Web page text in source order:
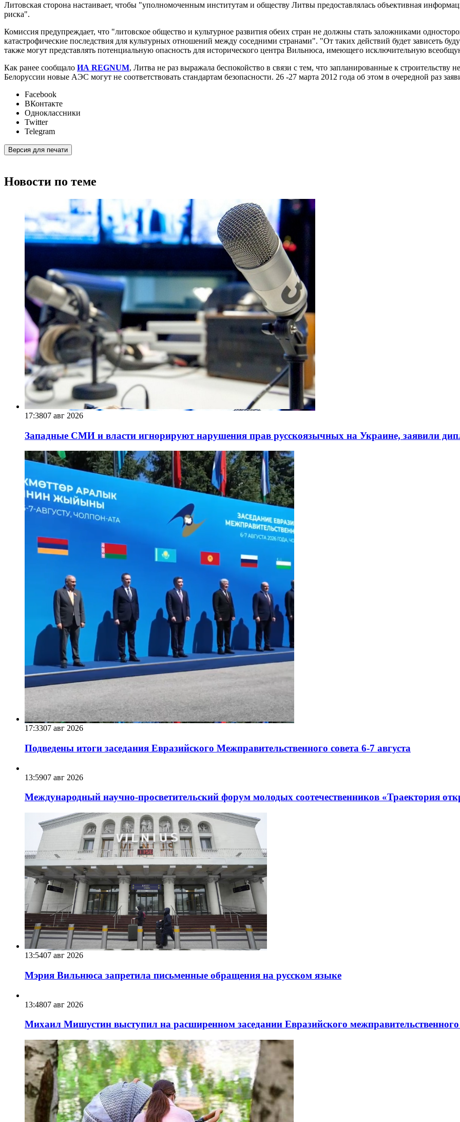
Литовская сторона настаивает, чтобы "уполномоченным институтам и обществу Литвы предоставлялась объективная
риска".
Комиссия предупреждает, что "литовское общество и культурное развития обеих стран не должны стать заложниками
катастрофические последствия для культурных отношений между соседними странами". "От таких действий будет зависеть
также могут представлять потенциальную опасность для исторического центра Вильнюса, имеющего исключительную
Как ранее сообщало ИА REGNUM, Литва не раз выражала беспокойство в связи с тем, что запланированные к
Белоруссии новые АЭС могут не соответствовать стандартам безопасности. 26 -27 марта 2012 года об этом в очередной раз
Facebook
ВКонтакте
Одноклассники
Twitter
Telegram
Версия для печати
Новости по теме
17:3807 авг 2026
Западные СМИ и власти игнорируют нарушения прав русскоязычных на Украине, заявили
17:3307 авг 2026
Подведены итоги заседания Евразийского Межправительственного совета 6-7 августа
13:5907 авг 2026
Международный научно-просветительский форум молодых соотечественников «Траектория
13:5407 авг 2026
Мэрия Вильнюса запретила письменные обращения на русском языке
13:4807 авг 2026
Михаил Мишустин выступил на расширенном заседании Евразийского